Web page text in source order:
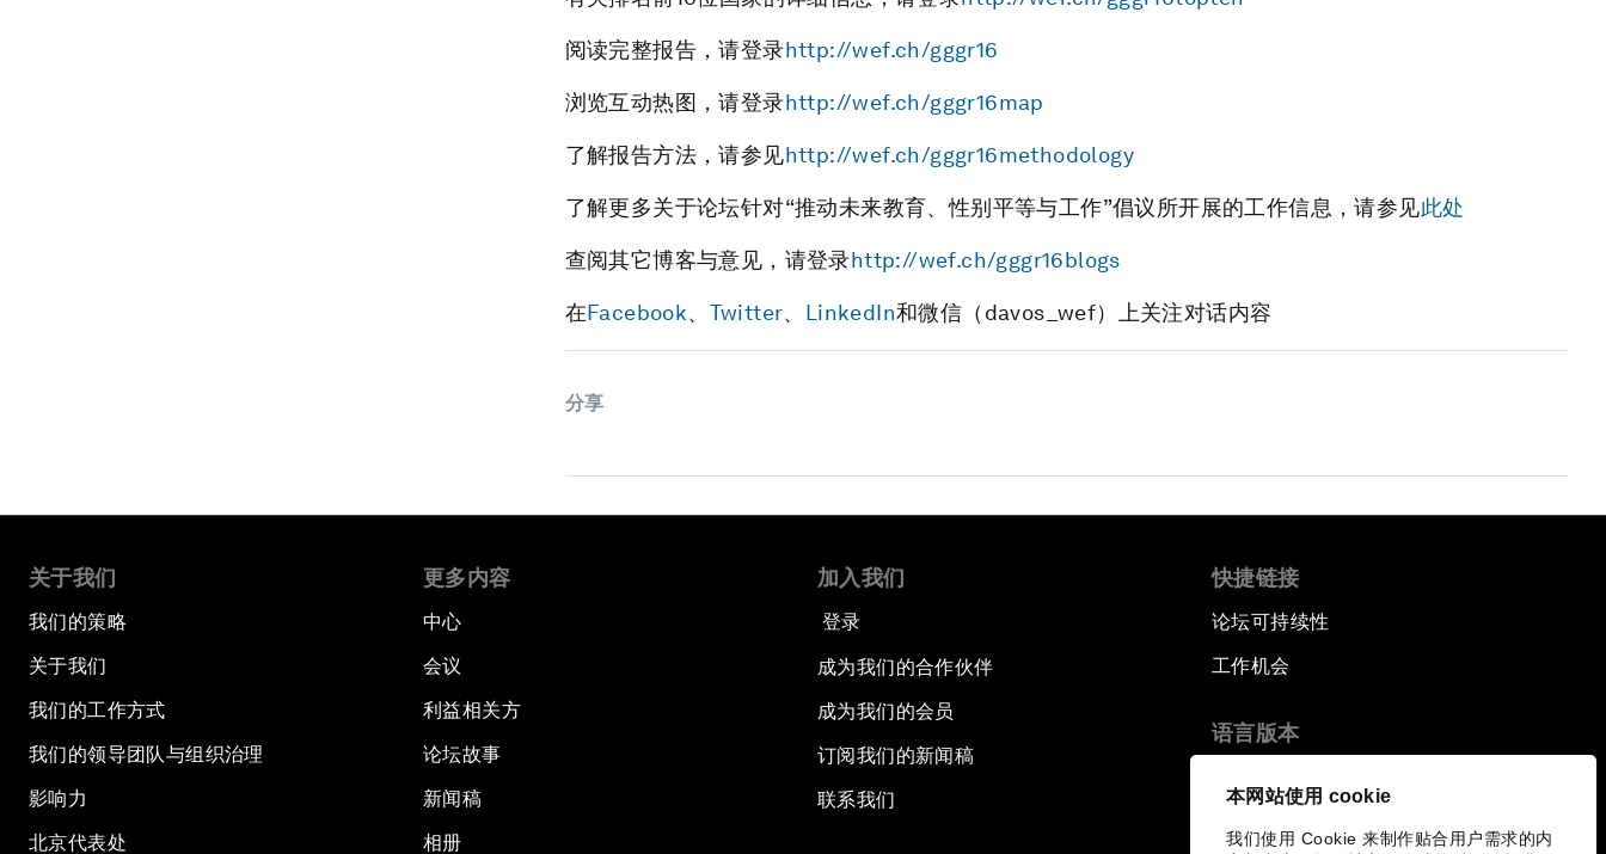
本网站使用 cookie
我们使用 Cookie 来制作贴合用户需求的内
阅读完整报告，请登录http://wef.ch/gggr16
浏览互动热图，请登录http://wef.ch/gggr16map
了解报告方法，请参见http://wef.ch/gggr16methodology
了解更多关于论坛针对“推动未来教育、性别平等与工作”倡议所开展的工作信息，请参见此处
查阅其它博客与意见，请登录http://wef.ch/gggr16blogs
在Facebook、 Twitter、 LinkedIn和微信（davos_wef）上关注对话内容
分享
关于我们
我们的策略
关于我们
我们的工作方式
我们的领导团队与组织治理
影响力
北京代表处
更多内容
中心
会议
利益相关方
论坛故事
新闻稿
相册
加入我们
登录
成为我们的合作伙伴
成为我们的会员
订阅我们的新闻稿
联系我们
快捷链接
论坛可持续性
工作机会
语言版本